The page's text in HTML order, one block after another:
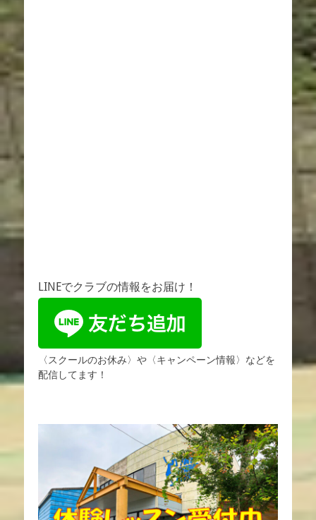
LINEでクラブの情報をお届け！
〈スクールのお休み〉や〈キャンペーン情報〉などを
配信してます！